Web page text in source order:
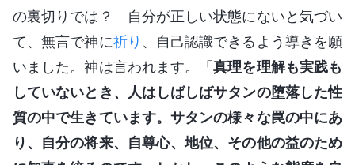
の裏切りでは？ 自分が正しい状態にないと気づい
て、無言で神に祈り 、自己認識できるよう導きを願
いました。神は言われます。「真理を理解も実践も
していないとき、人はしばしばサタンの堕落した性
質の中で生きています。サタンの様々な罠の中にあ
り、自分の将来、自尊心、地位、その他の益のため